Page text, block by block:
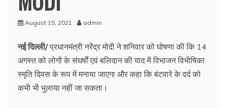
August 15, 2021 admin
नई दिल्ली/प्रधानमंत्री नरेंद्र मोदी ने शनिवार को घोषणा की कि 14
अगस्त को लोगों के संघर्षों एवं बलिदान की याद में विभाजन विभीषिका
स्मृति दिवस के रूप में मनाया जाएगा और कहा कि बंटवारे के दर्द को
कभी भी भुलाया नहीं जा सकता।